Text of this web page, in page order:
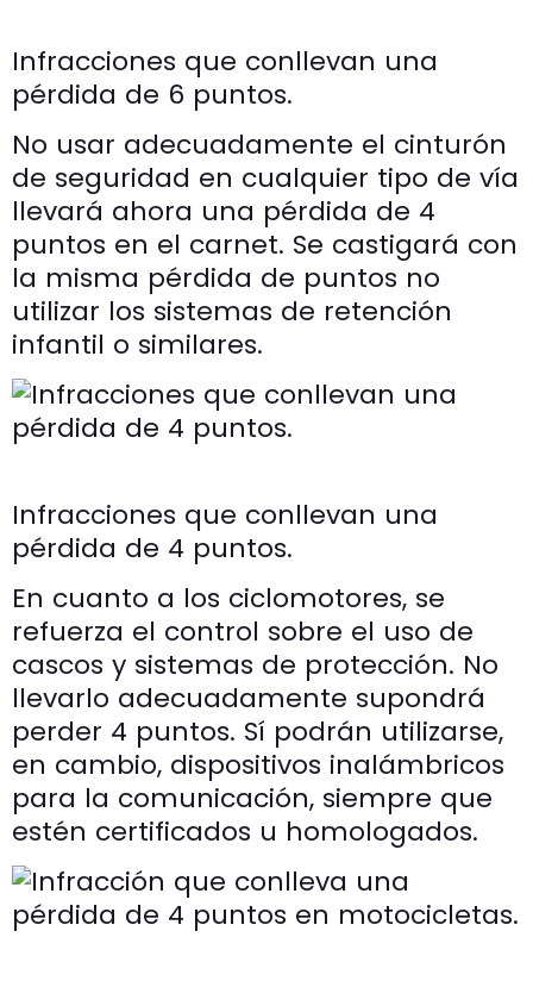
Infracciones que conllevan una
pérdida de 6 puntos.
No usar adecuadamente el cinturón
de seguridad en cualquier tipo de vía
llevará ahora una pérdida de 4
puntos en el carnet. Se castigará con
la misma pérdida de puntos no
utilizar los sistemas de retención
infantil o similares.
Infracciones que conllevan una
pérdida de 4 puntos.
En cuanto a los ciclomotores, se
refuerza el control sobre el uso de
cascos y sistemas de protección. No
llevarlo adecuadamente supondrá
perder 4 puntos. Sí podrán utilizarse,
en cambio, dispositivos inalámbricos
para la comunicación, siempre que
estén certificados u homologados.